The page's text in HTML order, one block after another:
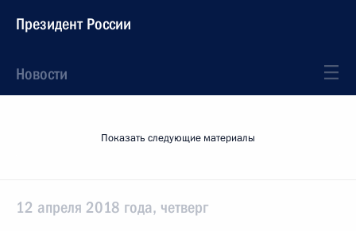
Президент России
Новости
Показать следующие материалы
12 апреля 2018 года, четверг